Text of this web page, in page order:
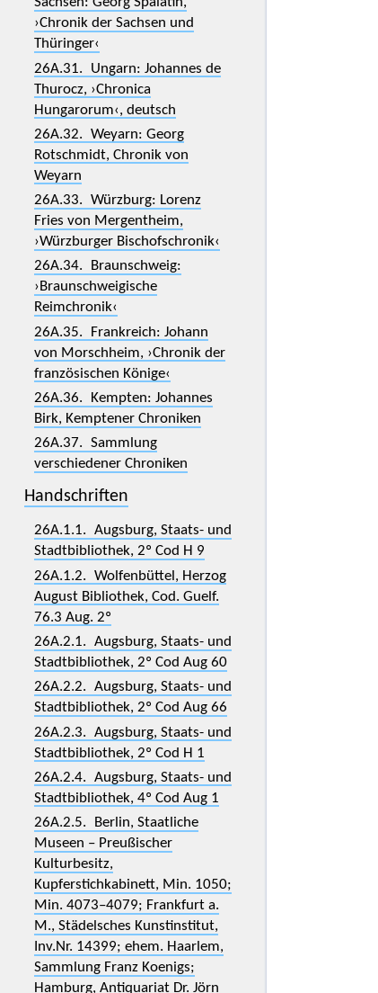
›Chronik der Sachsen und
Thüringer‹
26A.31. Ungarn: Johannes de
Thurocz, ›Chronica
Hungarorum‹, deutsch
26A.32. Weyarn: Georg
Rotschmidt, Chronik von
Weyarn
26A.33. Würzburg: Lorenz
Fries von Mergentheim,
›Würzburger Bischofschronik‹
26A.34. Braunschweig:
›Braunschweigische
Reimchronik‹
26A.35. Frankreich: Johann
von Morschheim, ›Chronik der
französischen Könige‹
26A.36. Kempten: Johannes
Birk, Kemptener Chroniken
26A.37. Sammlung
verschiedener Chroniken
Handschriften
26A.1.1. Augsburg, Staats- und
Stadtbibliothek, 2º Cod H 9
26A.1.2. Wolfenbüttel, Herzog
August Bibliothek, Cod. Guelf.
76.3 Aug. 2º
26A.2.1. Augsburg, Staats- und
Stadtbibliothek, 2º Cod Aug 60
26A.2.2. Augsburg, Staats- und
Stadtbibliothek, 2º Cod Aug 66
26A.2.3. Augsburg, Staats- und
Stadtbibliothek, 2º Cod H 1
26A.2.4. Augsburg, Staats- und
Stadtbibliothek, 4º Cod Aug 1
26A.2.5. Berlin, Staatliche
Museen – Preußischer
Kulturbesitz,
Kupferstichkabinett, Min. 1050;
Min. 4073–4079; Frankfurt a.
M., Städelsches Kunstinstitut,
Inv.Nr. 14399; ehem. Haarlem,
Sammlung Franz Koenigs;
Hamburg, Antiquariat Dr. Jörn